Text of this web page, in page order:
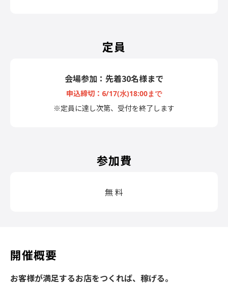
開催概要
お客様が満足するお店をつくれば、稼げる。
定員
会場参加：先着30名様まで
申込締切：6/17(水)18:00まで
※定員に達し次第、受付を終了します
参加費
無 料